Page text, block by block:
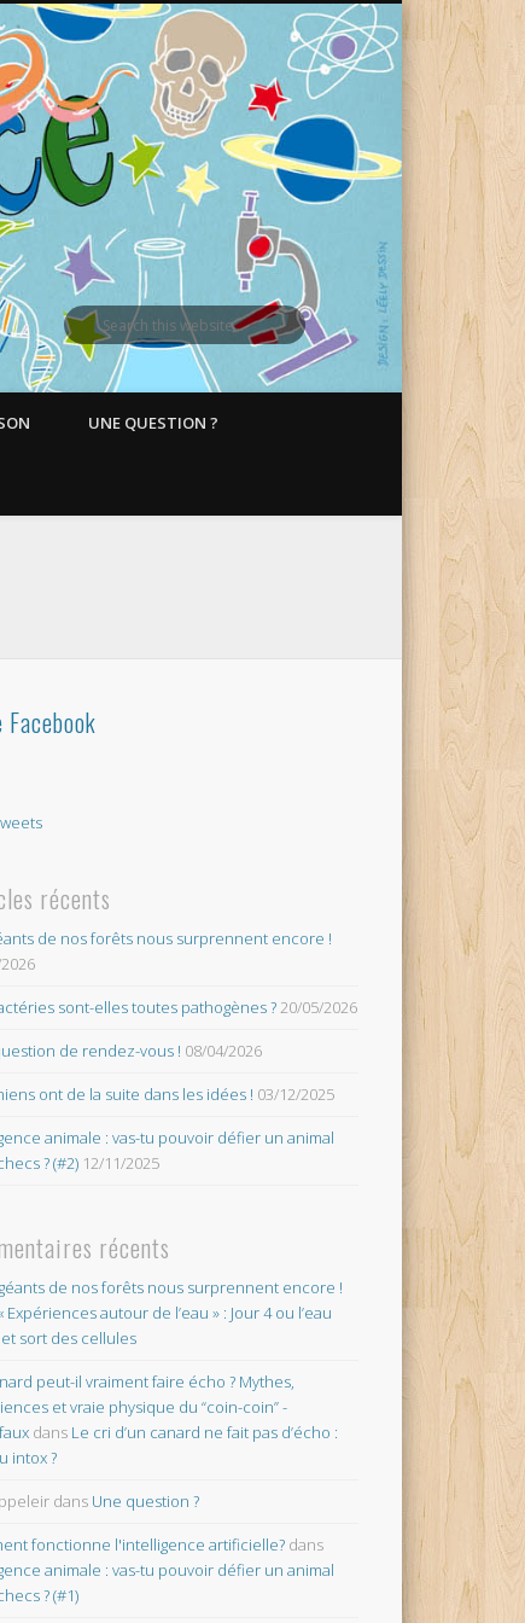
UNE QUESTION ?
Facebook
récents
de nos forêts nous surprennent encore !
sont-elles toutes pathogènes ?20/05/2026
de rendez-vous ! 08/04/2026
ont de la suite dans les idées ! 03/12/2025
animale : vas-tu pouvoir défier un animal
? (#2) 12/11/2025
récents
de nos forêts nous surprennent encore !
Expériences autour de l’eau » : Jour 4 ou l’eau
sort des cellules
peut-il vraiment faire écho ? Mythes,
et vraie physique du “coin-coin” -
dans Le cri d’un canard ne fait pas d’écho :
intox ?
dans Une question ?
fonctionne l'intelligence artificielle? dans
animale : vas-tu pouvoir défier un animal
? (#1)